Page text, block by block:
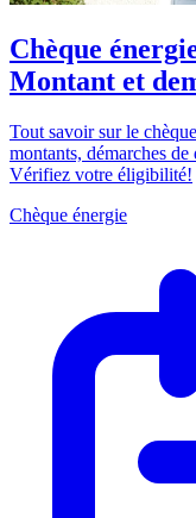
Chèque
Montant et
Tout savoir sur le
montants, démarches de
Vérifiez votre éligibilité!
Chèque énergie